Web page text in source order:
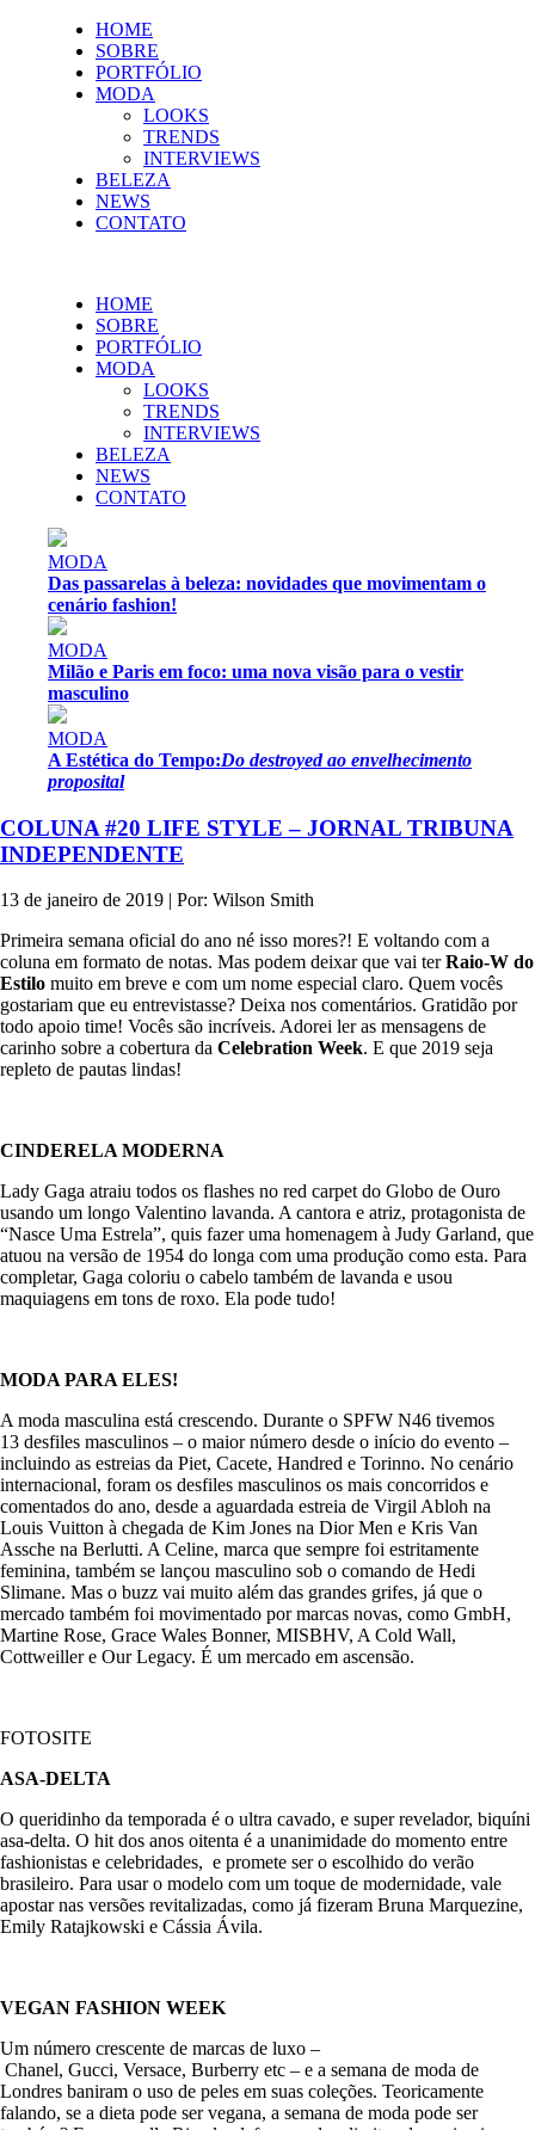
HOME
SOBRE
PORTFÓLIO
MODA
LOOKS
TRENDS
INTERVIEWS
BELEZA
NEWS
CONTATO
HOME
SOBRE
PORTFÓLIO
MODA
LOOKS
TRENDS
INTERVIEWS
BELEZA
NEWS
CONTATO
MODA
Das passarelas à beleza: novidades que movimentam o
cenário fashion!
MODA
Milão e Paris em foco: uma nova visão para o vestir
masculino
MODA
A Estética do Tempo:Do destroyed ao envelhecimento
proposital
COLUNA #20 LIFE STYLE – JORNAL TRIBUNA
INDEPENDENTE
13 de janeiro de 2019 | Por: Wilson Smith
Primeira semana oficial do ano né isso mores?! E voltando com a
coluna em formato de notas. Mas podem deixar que vai terRaio-W do
Estilo muito em breve e com um nome especial claro. Quem vocês
gostariam que eu entrevistasse? Deixa nos comentários. Gratidão por
todo apoio time! Vocês são incríveis. Adorei ler as mensagens de
carinho sobre a cobertura da Celebration Week. E que 2019 seja
repleto de pautas lindas!
CINDERELA MODERNA
Lady Gaga atraiu todos os flashes no red carpet do Globo de Ouro
usando um longo Valentino lavanda. A cantora e atriz, protagonista de
“Nasce Uma Estrela”, quis fazer uma homenagem à Judy Garland, que
atuou na versão de 1954 do longa com uma produção como esta. Para
completar, Gaga coloriu o cabelo também de lavanda e usou
maquiagens em tons de roxo. Ela pode tudo!
MODA PARA ELES!
A moda masculina está crescendo. Durante o SPFW N46 tivemos
13 desfiles masculinos – o maior número desde o início do evento –
incluindo as estreias da Piet, Cacete, Handred e Torinno. No cenário
internacional, foram os desfiles masculinos os mais concorridos e
comentados do ano, desde a aguardada estreia de Virgil Abloh na
Louis Vuitton à chegada de Kim Jones na Dior Men e Kris Van
Assche na Berlutti. A Celine, marca que sempre foi estritamente
feminina, também se lançou masculino sob o comando de Hedi
Slimane. Mas o buzz vai muito além das grandes grifes, já que o
mercado também foi movimentado por marcas novas, como GmbH,
Martine Rose, Grace Wales Bonner, MISBHV, A Cold Wall,
Cottweiller e Our Legacy. É um mercado em ascensão.
FOTOSITE
ASA-DELTA
O queridinho da temporada é o ultra cavado, e super revelador, biquíni
asa-delta. O hit dos anos oitenta é a unanimidade do momento entre
fashionistas e celebridades, e promete ser o escolhido do verão
brasileiro. Para usar o modelo com um toque de modernidade, vale
apostar nas versões revitalizadas, como já fizeram Bruna Marquezine,
Emily Ratajkowski e Cássia Ávila.
VEGAN FASHION WEEK
Um número crescente de marcas de luxo –
Chanel, Gucci, Versace, Burberry etc – e a semana de moda de
Londres baniram o uso de peles em suas coleções. Teoricamente
falando, se a dieta pode ser vegana, a semana de moda pode ser